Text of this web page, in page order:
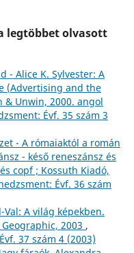
legtöbbet olvasott
- Alice K. Sylvester: A
(Advertising and the
Unwin, 2000. angol
Évf. 35 szám 3
- A rómaiaktól a román
- késő reneszánsz és
copf ; Kossuth Kiadó,
Évf. 36 szám
Val: A világ képekben.
2003 ,
37 szám 4 (2003)